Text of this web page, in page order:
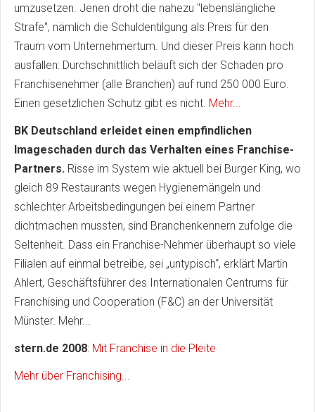
umzusetzen. Jenen droht die nahezu "lebenslängliche
Strafe", nämlich die Schuldentilgung als Preis für den
Traum vom Unternehmertum. Und dieser Preis kann hoch
ausfallen: Durchschnittlich beläuft sich der Schaden pro
Franchisenehmer (alle Branchen) auf rund 250 000 Euro.
Einen gesetzlichen Schutz gibt es nicht. Mehr...
BK Deutschland erleidet einen empfindlichen
Imageschaden durch das Verhalten eines Franchise-
Partners. Risse im System wie aktuell bei Burger King, wo
gleich 89 Restaurants wegen Hygienemängeln und
schlechter Arbeitsbedingungen bei einem Partner
dichtmachen mussten, sind Branchenkennern zufolge die
Seltenheit. Dass ein Franchise-Nehmer überhaupt so viele
Filialen auf einmal betreibe, sei „untypisch“, erklärt Martin
Ahlert, Geschäftsführer des Internationalen Centrums für
Franchising und Cooperation (F&C) an der Universität
Münster. Mehr...
stern.de 2008: Mit Franchise in die Pleite
Mehr über Franchising...